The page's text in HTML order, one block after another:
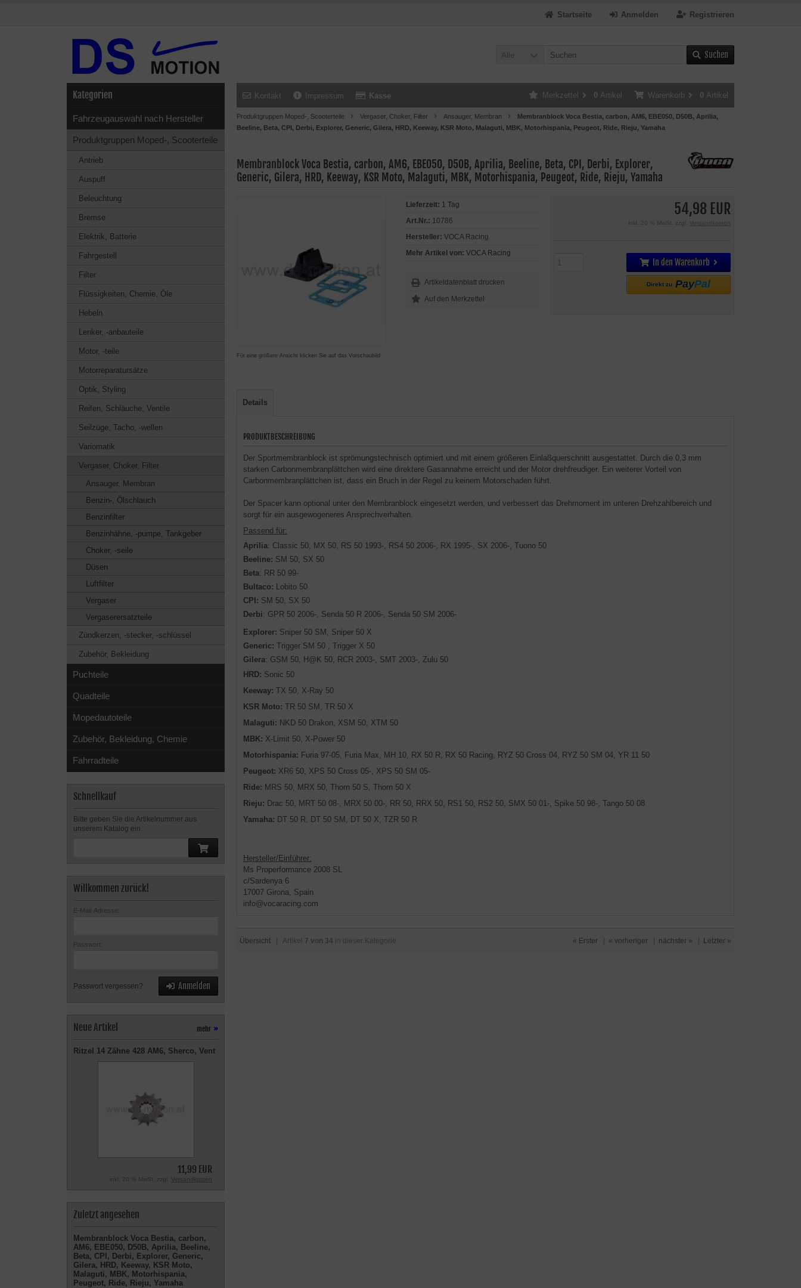
Registrieren
Anmelden
Startseite
Alle Suchen
Kontakt Impressum Kasse Warenkorb 0 Artikel
Merkzettel 0 Artikel
Produktgruppen Moped-, Scooterteile Vergaser, Choker, Filter Ansauger, Membran
Membranblock Voca Bestia, carbon, AM6, EBE050, D50B, Aprilia,
Beeline, Beta, CPI, Derbi, Explorer, Generic, Gilera, HRD, Keeway, KSR Moto, Malaguti, MBK, Motorhispania, Peugeot, Ride, Rieju, Yamaha
Membranblock Voca Bestia, carbon, AM6, EBE050, D50B, Aprilia, Beeline, Beta, CPI, Derbi, Explorer,
Generic, Gilera, HRD, Keeway, KSR Moto, Malaguti, MBK, Motorhispania, Peugeot, Ride, Rieju, Yamaha
Für eine größere Ansicht klicken Sie auf das Vorschaubild
54,98 EUR
inkl. 20 % MwSt. zzgl. Versandkosten
In den Warenkorb
Direkt zu PayPal
Lieferzeit: 1 Tag
Art.Nr.: 10786
Hersteller: VOCA Racing
Mehr Artikel von: VOCA Racing
Artikeldatenblatt drucken
Details
PRODUKTBESCHREIBUNG
Der Sportmembranblock ist sprömungstechnisch optimiert und mit einem größeren Einlaßquerschnitt ausgestattet. Durch die 0,3 mm
starken Carbonmembranplättchen wird eine direktere Gasannahme erreicht und der Motor drehfreudiger. Ein weiterer Vorteil von
Carbonmembranplättchen ist, dass ein Bruch in der Regel zu keinem Motorschaden führt.
Der Spacer kann optional unter den Membranblock eingesetzt werden, und verbessert das Drehmoment im unteren Drehzahlbereich und
sorgt für ein ausgewogeneres Ansprechverhalten.
Passend für:
Aprilia: Classic 50, MX 50, RS 50 1993-, RS4 50 2006-, RX 1995-, SX 2006-, Tuono 50
Beeline: SM 50, SX 50
Beta: RR 50 99-
Bultaco: Lobito 50
CPI: SM 50, SX 50
Derbi: GPR 50 2006-, Senda 50 R 2006-, Senda 50 SM 2006-
Explorer: Sniper 50 SM, Sniper 50 X
Generic: Trigger SM 50 , Trigger X 50
Gilera: GSM 50, H@K 50, RCR 2003-, SMT 2003-, Zulu 50
HRD: Sonic 50
Keeway: TX 50, X-Ray 50
KSR Moto: TR 50 SM, TR 50 X
Malaguti: NKD 50 Drakon, XSM 50, XTM 50
MBK: X-Limit 50, X-Power 50
Motorhispania: Furia 97-05, Furia Max, MH 10, RX 50 R, RX 50 Racing, RYZ 50 Cross 04, RYZ 50 SM 04, YR 11 50
Peugeot: XR6 50, XPS 50 Cross 05-, XPS 50 SM 05-
Ride: MRS 50, MRX 50, Thorn 50 S, Thorn 50 X
Rieju: Drac 50, MRT 50 08-, MRX 50 00-, RR 50, RRX 50, RS1 50, RS2 50, SMX 50 01-, Spike 50 98-, Tango 50 08
Yamaha: DT 50 R, DT 50 SM, DT 50 X, TZR 50 R
Hersteller/Einführer:
Ms Properformance 2008 SL
c/Sardenya 6
17007 Girona, Spain
info@vocaracing.com
Übersicht | Artikel 7 von 34 in dieser Kategorie « Erster | « vorheriger | nächster » | Letzter »
Kategorien
Fahrzeugauswahl nach Hersteller
Produktgruppen Moped-, Scooterteile
Antrieb
Auspuff
Beleuchtung
Bremse
Elektrik, Batterie
Fahrgestell
Filter
Flüssigkeiten, Chemie, Öle
Hebeln
Lenker, -anbauteile
Motor, -teile
Motorreparatursätze
Optik, Styling
Reifen, Schläuche, Ventile
Seilzüge, Tacho, -wellen
Variomatik
Vergaser, Choker, Filter
Ansauger, Membran
Benzin-, Ölschlauch
Benzinfilter
Benzinhähne, -pumpe, Tankgeber
Choker, -seile
Düsen
Luftfilter
Vergaser
Vergaserersatzteile
Zündkerzen, -stecker, -schlüssel
Zubehör, Bekleidung
Puchteile
Quadteile
Mopedautoteile
Zubehör, Bekleidung, Chemie
Fahrradteile
Schnellkauf
Bitte geben Sie die Artikelnummer aus
unserem Katalog ein.
Willkommen zurück!
E-Mail-Adresse:
Passwort:
Passwort vergessen? Anmelden
Neue Artikel mehr »
Ritzel 14 Zähne 428 AM6, Sherco, Vent
11,99 EUR
inkl. 20 % MwSt. zzgl. Versandkosten
Zuletzt angesehen
Membranblock Voca Bestia, carbon,
AM6, EBE050, D50B, Aprilia, Beeline,
Beta, CPI, Derbi, Explorer, Generic,
Gilera, HRD, Keeway, KSR Moto,
Malaguti, MBK, Motorhispania,
Peugeot, Ride, Rieju, Yamaha